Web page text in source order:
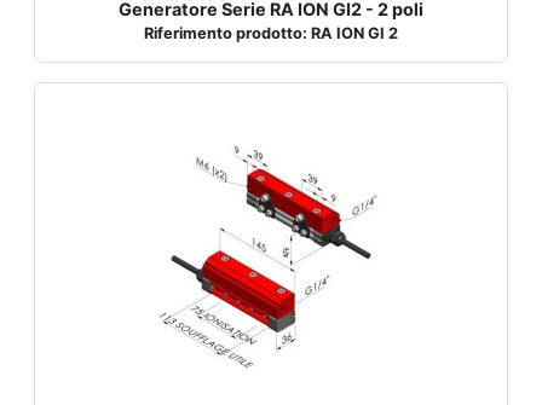
Generatore Serie RA ION GI2 - 2 poli
Riferimento prodotto: RA ION GI 2